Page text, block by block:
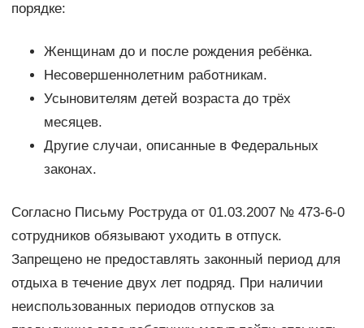
порядке:
Женщинам до и после рождения ребёнка.
Несовершеннолетним работникам.
Усыновителям детей возраста до трёх
месяцев.
Другие случаи, описанные в Федеральных
законах.
Согласно Письму Роструда от 01.03.2007 № 473-6-0
сотрудников обязывают уходить в отпуск.
Запрещено не предоставлять законный период для
отдыха в течение двух лет подряд. При наличии
неиспользованных периодов отпусков за